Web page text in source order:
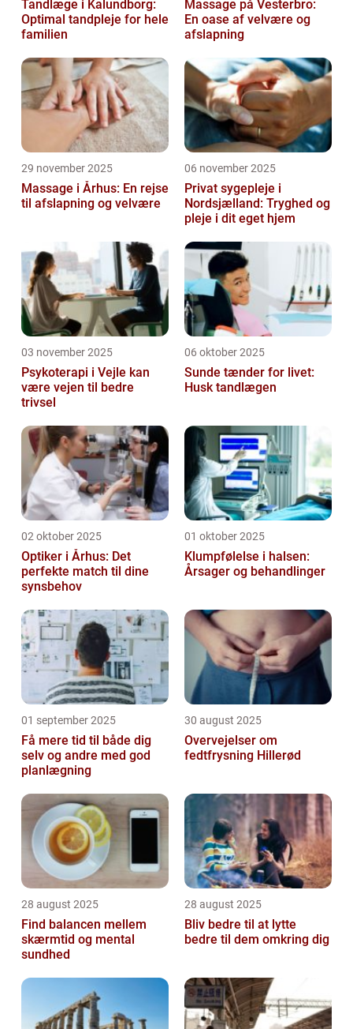
Tandlæge i Kalundborg:
Optimal tandpleje for hele
familien
Massage på Vesterbro:
En oase af velvære og
afslapning
29 november 2025
Massage i Århus: En rejse
til afslapning og velvære
06 november 2025
Privat sygepleje i
Nordsjælland: Tryghed og
pleje i dit eget hjem
03 november 2025
Psykoterapi i Vejle kan
være vejen til bedre
trivsel
06 oktober 2025
Sunde tænder for livet:
Husk tandlægen
02 oktober 2025
Optiker i Århus: Det
perfekte match til dine
synsbehov
01 oktober 2025
Klumpfølelse i halsen:
Årsager og behandlinger
01 september 2025
Få mere tid til både dig
selv og andre med god
planlægning
30 august 2025
Overvejelser om
fedtfrysning Hillerød
28 august 2025
Find balancen mellem
skærmtid og mental
sundhed
28 august 2025
Bliv bedre til at lytte
bedre til dem omkring dig